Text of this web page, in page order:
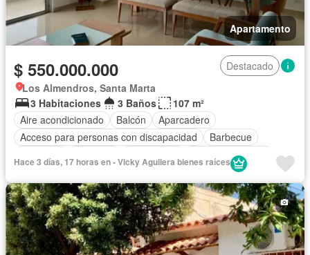
Apartamento
$ 550.000.000
Destacado
Los Almendros, Santa Marta
3 Habitaciones
3 Baños
107 m²
Aire acondicionado
Balcón
Aparcadero
Acceso para personas con discapacidad
Barbecue
Vista panorámica
Hace 3 días, 17 horas en - Vicky Aguilera bienes raíces